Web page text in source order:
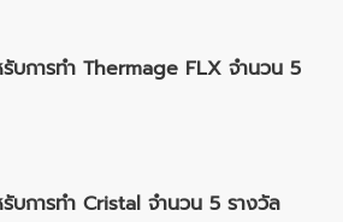
บการทำ Thermage FLX จำนวน 5
บการทำ Cristal จำนวน 5 รางวัล